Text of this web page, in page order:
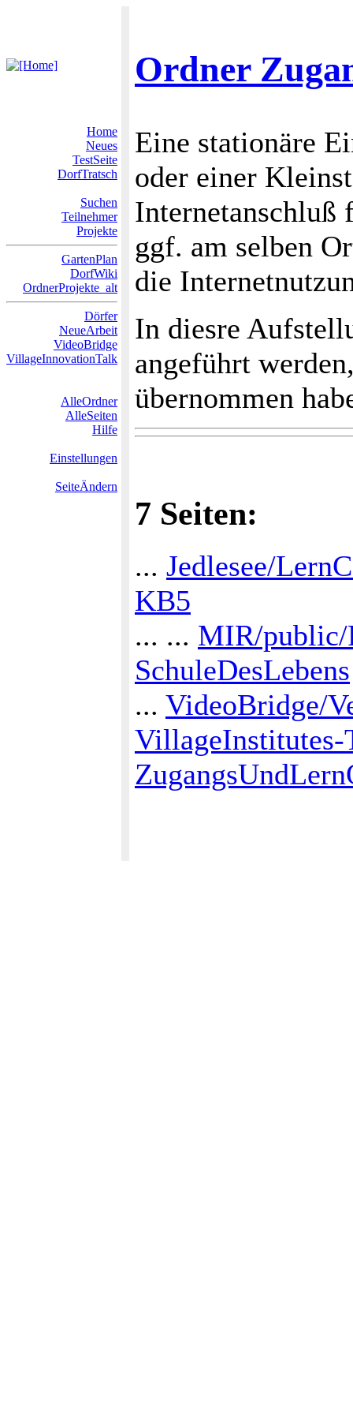
Ordner
Home
Neues
TestSeite
DorfTratsch
Suchen
Teilnehmer
Projekte
GartenPlan
DorfWiki
OrdnerProjekte_alt
Dörfer
NeueArbeit
VideoBridge
VillageInnovationTalk
AlleOrdner
AlleSeiten
Hilfe
Einstellungen
SeiteÄndern
Eine stationäre
oder einer
ggf. am selben
die
In diesre
angeführt
übernommen
7 Seiten:
... Jedlesee/
KB5
... ... MIR/public/
SchuleDesLebens
... VideoBridge/
VillageInstitutes-